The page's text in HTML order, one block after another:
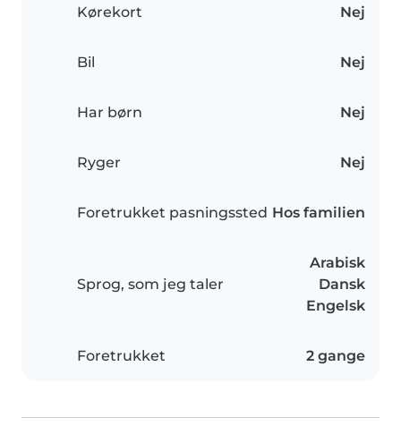
Kørekort Nej
Bil Nej
Har børn Nej
Ryger Nej
Foretrukket pasningssted Hos familien
Sprog, som jeg taler
Arabisk
Dansk
Engelsk
Foretrukket 2 gange